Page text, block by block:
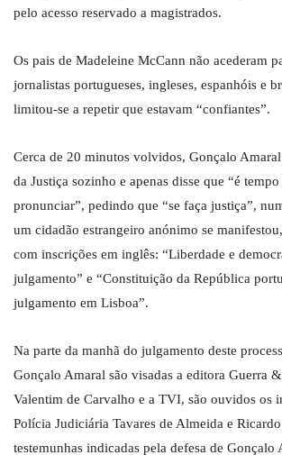
pelo acesso reservado a magistrados.
Os pais de Madeleine McCann não acederam
jornalistas portugueses, ingleses, espanhóis e
limitou-se a repetir que estavam “confiantes”.
Cerca de 20 minutos volvidos, Gonçalo
da Justiça sozinho e apenas disse que “é
pronunciar”, pedindo que “se faça justiça”,
um cidadão estrangeiro anónimo se
com inscrições em inglês: “Liberdade e
julgamento” e “Constituição da República
julgamento em Lisboa”.
Na parte da manhã do julgamento deste
Gonçalo Amaral são visadas a editora Guerra
Valentim de Carvalho e a TVI, são ouvidos os
Polícia Judiciária Tavares de Almeida e
testemunhas indicadas pela defesa de Gonçalo